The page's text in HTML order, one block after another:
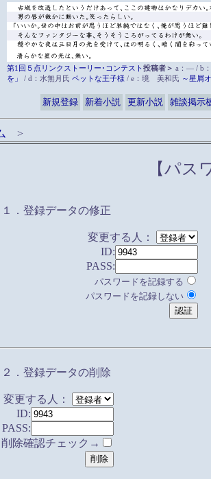
第1回５点リンクストーリー･コンテスト投稿者＞ a：― / b
を」
/ d：水無月氏 ペットな王子様 / e：境 美和氏 ～星屑
新規登録 新着小説 更新小説 雑談掲示
>
【パス
１．登録データの修正
変更する人：
ID:
PASS:
パスワードを記録する
パスワードを記録しない
２．登録データの削除
変更する人：
ID:
PASS:
削除確認チェック→